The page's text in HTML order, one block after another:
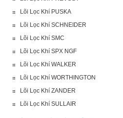
Lõi Lọc Khí PUSKA
Lõi Lọc Khí SCHNEIDER
Lõi Lọc Khí SMC
Lõi Lọc Khí SPX NGF
Lõi Lọc Khí WALKER
Lõi Lọc Khí WORTHINGTON
Lõi Lọc Khí ZANDER
Lõi Lọc Khí SULLAIR